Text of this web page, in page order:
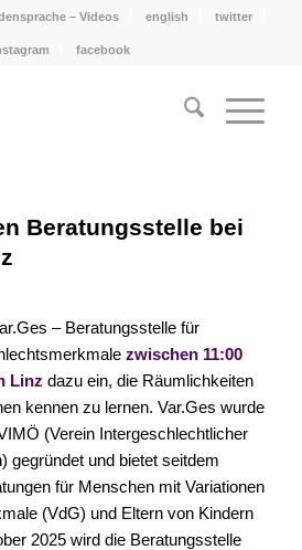
– Videos english twitter
facebook
Beratungsstelle bei
– Beratungsstelle für
zwischen 11:00
Linz dazu ein, die Räumlichkeiten
kennen zu lernen. Var.Ges wurde
(Verein Intergeschlechtlicher
gegründet und bietet seitdem
für Menschen mit Variationen
(VdG) und Eltern von Kindern
2025 wird die Beratungsstelle